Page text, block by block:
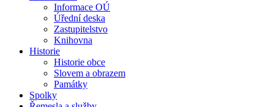
Informace OÚ
Úřední deska
Zastupitelstvo
Knihovna
Historie
Historie obce
Slovem a obrazem
Památky
Spolky